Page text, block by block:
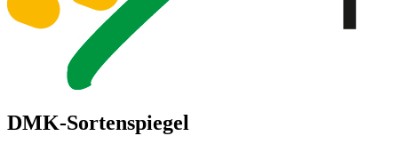
DMK-Sortenspiegel